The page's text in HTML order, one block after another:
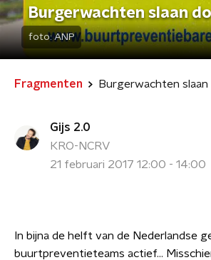
Burgerwachten slaan
foto:ANP
Fragmenten Burgerwachten
Gijs 2.0
KRO-NCRV
21 februari 2017 12:00 - 14:00
In bijna de helft van de Nederlandse
buurtpreventieteams actief…